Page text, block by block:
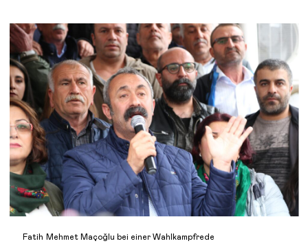
Fatih Mehmet Maçoğlu bei einer Wahlkampfrede